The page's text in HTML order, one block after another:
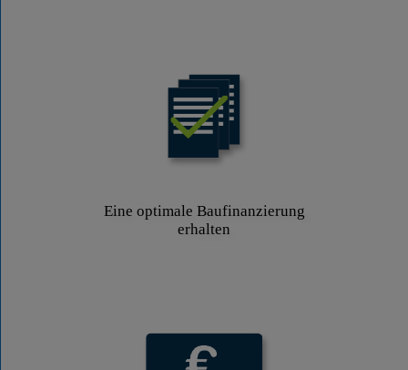
Eine optimale Baufinanzierung
erhalten